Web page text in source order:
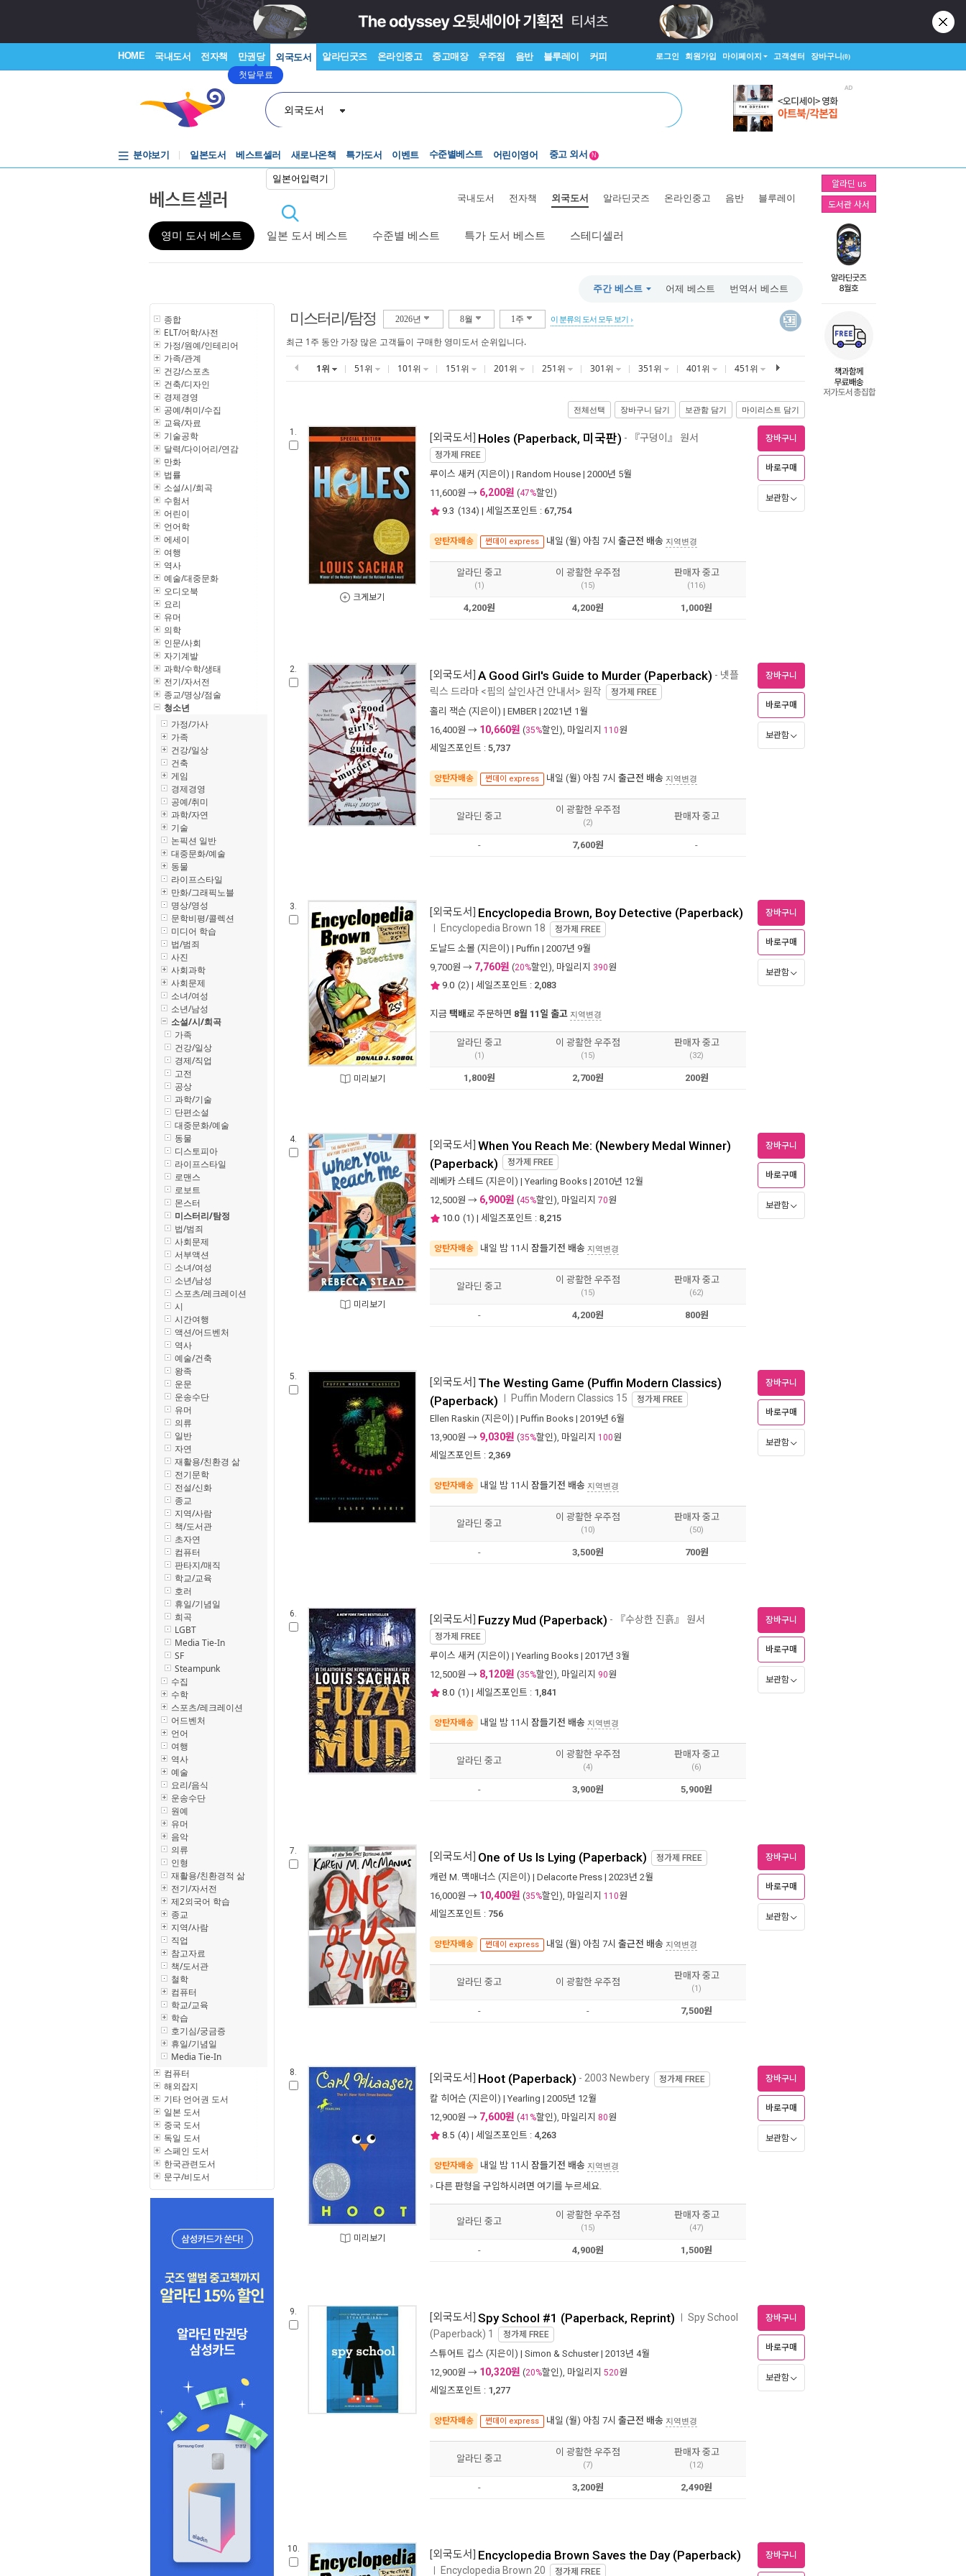
HOME 국내도서 전자책 만권당
첫달무료
외국도서 알라딘굿즈 온라인중고 중고매장 우주점 음반 블루레이 커피 로그인 회원가입 마이페이지 고객센터 장바구니(0)
외국도서
일본어입력기
분야보기 일본도서 베스트셀러 새로나온책 특가도서 이벤트
Lexile®
어린이영어
5백원부터
N
알라딘 us
도서관 사서
베스트셀러 국내도서 전자책 외국도서 알라딘굿즈 온라인중고 음반 블루레이
영미 도서 베스트 일본 도서 베스트 수준별 베스트 특가 도서 베스트 스테디셀러
주간 베스트 어제 베스트 번역서 베스트
종합
ELT/어학/사전
가정/원예/인테리어
가족/관계
건강/스포츠
건축/디자인
경제경영
공예/취미/수집
교육/자료
기술공학
달력/다이어리/연감
만화
법률
소설/시/희곡
수험서
어린이
언어학
에세이
여행
역사
예술/대중문화
오디오북
요리
유머
의학
인문/사회
자기계발
과학/수학/생태
전기/자서전
종교/명상/점술
청소년
가정/가사
가족
건강/일상
건축
게임
경제경영
공예/취미
과학/자연
기술
논픽션 일반
대중문화/예술
동물
라이프스타일
만화/그래픽노블
명상/영성
문학비평/콜렉션
미디어 학습
법/범죄
사진
사회과학
사회문제
소녀/여성
소년/남성
소설/시/희곡
가족
건강/일상
경제/직업
고전
공상
과학/기술
단편소설
대중문화/예술
동물
디스토피아
라이프스타일
로맨스
로보트
몬스터
미스터리/탐정
법/범죄
사회문제
서부액션
소녀/여성
소년/남성
스포츠/레크레이션
시
시간여행
액션/어드벤처
역사
예술/건축
왕족
운문
운송수단
유머
의류
일반
자연
재활용/친환경 삶
전기문학
전설/신화
종교
지역/사람
책/도서관
초자연
컴퓨터
판타지/매직
학교/교육
호러
휴일/기념일
희곡
LGBT
Media Tie-In
SF
Steampunk
수집
수학
스포츠/레크레이션
어드벤처
언어
여행
역사
예술
요리/음식
운송수단
원예
유머
음악
의류
인형
재활용/친환경적 삶
전기/자서전
제2외국어 학습
종교
지역/사람
직업
참고자료
책/도서관
철학
컴퓨터
학교/교육
학습
호기심/궁금증
휴일/기념일
Media Tie-In
컴퓨터
해외잡지
기타 언어권 도서
일본 도서
중국 도서
독일 도서
스페인 도서
한국관련도서
문구/비도서
미스터리/탐정 2026년 8월 1주 이 분류의 도서 모두 보기
최근 1주 동안 가장 많은 고객들이 구매한 영미도서 순위입니다.
1위 51위 101위 151위 201위 251위 301위 351위 401위 451위
전체선택 장바구니 담기 보관함 담기 마이리스트 담기
1.
크게보기
[외국도서] Holes (Paperback, 미국판) - 『구덩이』 원서
정가제 FREE
루이스 새커 (지은이) | Random House | 2000년 5월
11,600원 → 6,200원 (47%할인)
9.3 (134) | 세일즈포인트 : 67,754
양탄자배송 썬데이 express 내일 (월) 아침 7시 출근전 배송 지역변경
장바구니
바로구매
보관함
알라딘 중고
(1)
이 광활한 우주점
(15)
판매자 중고
(116)
4,200원 4,200원 1,000원
2. [외국도서] A Good Girl's Guide to Murder (Paperback) - 넷플
릭스 드라마 <핍의 살인사건 안내서> 원작 정가제 FREE
홀리 잭슨 (지은이) | EMBER | 2021년 1월
16,400원 → 10,660원 (35%할인), 마일리지 110원
세일즈포인트 : 5,737
양탄자배송 썬데이 express 내일 (월) 아침 7시 출근전 배송 지역변경
장바구니
바로구매
보관함
알라딘 중고
이 광활한 우주점
(2)
판매자 중고
- 7,600원 -
3.
미리보기
[외국도서] Encyclopedia Brown, Boy Detective (Paperback)
Encyclopedia Brown 18 정가제 FREE
도날드 소볼 (지은이) | Puffin | 2007년 9월
9,700원 → 7,760원 (20%할인), 마일리지 390원
9.0 (2) | 세일즈포인트 : 2,083
지금 택배로 주문하면 8월 11일 출고 지역변경
장바구니
바로구매
보관함
알라딘 중고
(1)
이 광활한 우주점
(15)
판매자 중고
(32)
1,800원 2,700원 200원
4.
미리보기
[외국도서] When You Reach Me: (Newbery Medal Winner)
(Paperback) 정가제 FREE
레베카 스테드 (지은이) | Yearling Books | 2010년 12월
12,500원 → 6,900원 (45%할인), 마일리지 70원
10.0 (1) | 세일즈포인트 : 8,215
양탄자배송 내일 밤 11시 잠들기전 배송 지역변경
장바구니
바로구매
보관함
알라딘 중고
이 광활한 우주점
(15)
판매자 중고
(62)
- 4,200원 800원
5. [외국도서] The Westing Game (Puffin Modern Classics)
(Paperback) Puffin Modern Classics 15 정가제 FREE
Ellen Raskin (지은이) | Puffin Books | 2019년 6월
13,900원 → 9,030원 (35%할인), 마일리지 100원
세일즈포인트 : 2,369
양탄자배송 내일 밤 11시 잠들기전 배송 지역변경
장바구니
바로구매
보관함
알라딘 중고
이 광활한 우주점
(10)
판매자 중고
(50)
- 3,500원 700원
6. [외국도서] Fuzzy Mud (Paperback) - 『수상한 진흙』 원서
정가제 FREE
루이스 새커 (지은이) | Yearling Books | 2017년 3월
12,500원 → 8,120원 (35%할인), 마일리지 90원
8.0 (1) | 세일즈포인트 : 1,841
양탄자배송 내일 밤 11시 잠들기전 배송 지역변경
장바구니
바로구매
보관함
알라딘 중고
이 광활한 우주점
(4)
판매자 중고
(6)
- 3,900원 5,900원
7. [외국도서] One of Us Is Lying (Paperback) 정가제 FREE
캐런 M. 맥매너스 (지은이) | Delacorte Press | 2023년 2월
16,000원 → 10,400원 (35%할인), 마일리지 110원
세일즈포인트 : 756
양탄자배송 썬데이 express 내일 (월) 아침 7시 출근전 배송 지역변경
장바구니
바로구매
보관함
알라딘 중고 이 광활한 우주점
판매자 중고
(1)
- - 7,500원
8.
미리보기
[외국도서] Hoot (Paperback) - 2003 Newbery 정가제 FREE
칼 히어슨 (지은이) | Yearling | 2005년 12월
12,900원 → 7,600원 (41%할인), 마일리지 80원
8.5 (4) | 세일즈포인트 : 4,263
양탄자배송 내일 밤 11시 잠들기전 배송 지역변경
다른 판형을 구입하시려면 여기 를 누르세요.
장바구니
바로구매
보관함
알라딘 중고
이 광활한 우주점
(15)
판매자 중고
(47)
- 4,900원 1,500원
9. [외국도서] Spy School #1 (Paperback, Reprint) Spy School
(Paperback) 1 정가제 FREE
스튜어트 깁스 (지은이) | Simon & Schuster| 2013년 4월
12,900원 → 10,320원 (20%할인), 마일리지 520원
세일즈포인트 : 1,277
양탄자배송 썬데이 express 내일 (월) 아침 7시 출근전 배송 지역변경
장바구니
바로구매
보관함
알라딘 중고
이 광활한 우주점
(7)
판매자 중고
(12)
- 3,200원 2,490원
10. [외국도서] Encyclopedia Brown Saves the Day (Paperback)
Encyclopedia Brown 20 정가제 FREE
장바구니